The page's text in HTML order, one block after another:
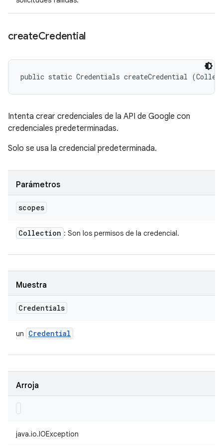
createCredential
public static Credentials createCredential
Intenta crear credenciales de la API de Google con
credenciales predeterminadas.
Solo se usa la credencial predeterminada.
Parámetros
scopes
Collection : Son los permisos de la credencial.
Muestra
Credentials
un Credential
Arroja
java.io.IOException